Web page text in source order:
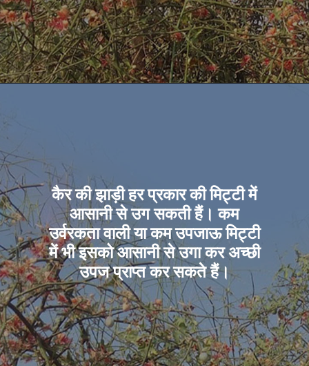
कैर की झाड़ी हर प्रकार की मिट्टी में
आसानी से उग सकती हैं। कम
उर्वरकता वाली या कम उपजाऊ मिट्टी
में भी इसको आसानी से उगा कर अच्छी
उपज प्राप्त कर सकते हैं।